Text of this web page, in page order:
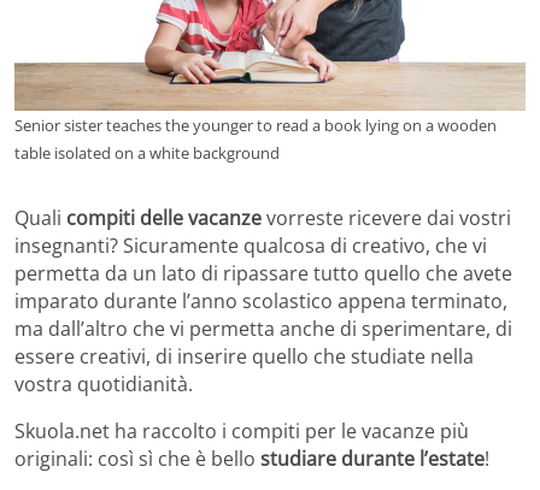
Senior sister teaches the younger to read a book lying on a wooden
table isolated on a white background
Quali compiti delle vacanzevorreste ricevere dai vostri
insegnanti? Sicuramente qualcosa di creativo, che vi
permetta da un lato di ripassare tutto quello che avete
imparato durante l’anno scolastico appena terminato,
ma dall’altro che vi permetta anche di sperimentare, di
essere creativi, di inserire quello che studiate nella
vostra quotidianità.
Skuola.net ha raccolto i compiti per le vacanze più
originali: così sì che è bello studiare durante l’estate!